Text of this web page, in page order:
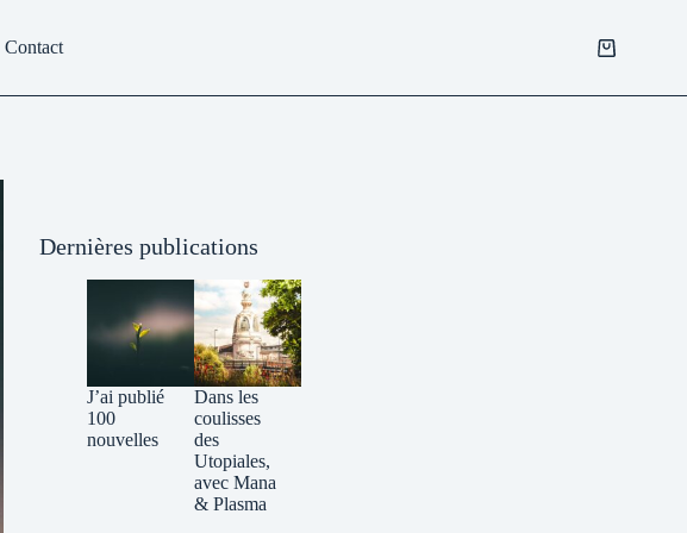
Contact
Panier
Dernières publications
J’ai publié
100
nouvelles
Dans les
coulisses
des
Utopiales,
avec Mana
& Plasma